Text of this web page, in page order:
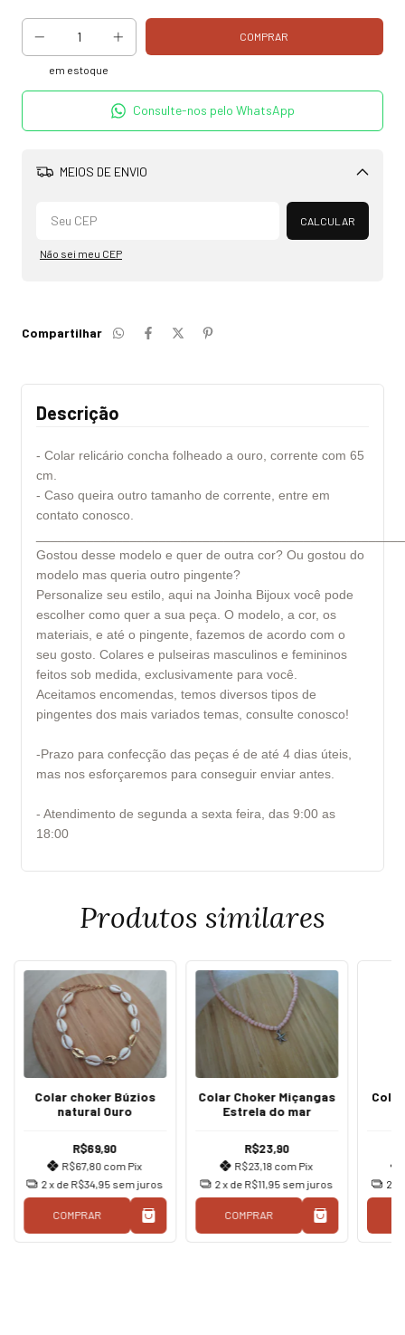
em estoque
Consulte-nos pelo WhatsApp
MEIOS DE ENVIO
Alterar CEP
CALCULAR
Não sei meu CEP
Compartilhar
Descrição
- Colar relicário concha folheado a ouro, corrente com 65
cm.
- Caso queira outro tamanho de corrente, entre em
contato conosco.
Gostou desse modelo e quer de outra cor? Ou gostou do
modelo mas queria outro pingente?
Personalize seu estilo, aqui na Joinha Bijoux você pode
escolher como quer a sua peça. O modelo, a cor, os
materiais, e até o pingente, fazemos de acordo com o
seu gosto. Colares e pulseiras masculinos e femininos
feitos sob medida, exclusivamente para você.
Aceitamos encomendas, temos diversos tipos de
pingentes dos mais variados temas, consulte conosco!
-Prazo para confecção das peças é de até 4 dias úteis,
mas nos esforçaremos para conseguir enviar antes.
- Atendimento de segunda a sexta feira, das 9:00 as
18:00
Produtos similares
Colar choker Búzios
natural Ouro
R$69,90
R$67,80 com Pix
2x de R$34,95 sem juros
COMPRAR
Colar Choker Miçangas
Estrela do mar
R$23,90
R$23,18 com Pix
2 x de R$11,95 sem juros
COMPRAR
2